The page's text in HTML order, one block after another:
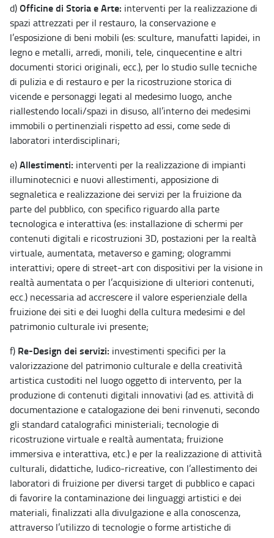
d)Officine di Storia e Arte: interventi per la realizzazione di
spazi attrezzati per il restauro, la conservazione e
l’esposizione di beni mobili (es: sculture, manufatti lapidei, in
legno e metalli, arredi, monili, tele, cinquecentine e altri
documenti storici originali, ecc.), per lo studio sulle tecniche
di pulizia e di restauro e per la ricostruzione storica di
vicende e personaggi legati al medesimo luogo, anche
riallestendo locali/spazi in disuso, all’interno dei medesimi
immobili o pertinenziali rispetto ad essi, come sede di
laboratori interdisciplinari;
e)Allestimenti: interventi per la realizzazione di impianti
illuminotecnici e nuovi allestimenti, apposizione di
segnaletica e realizzazione dei servizi per la fruizione da
parte del pubblico, con specifico riguardo alla parte
tecnologica e interattiva (es: installazione di schermi per
contenuti digitali e ricostruzioni 3D, postazioni per la realtà
virtuale, aumentata, metaverso e gaming; ologrammi
interattivi; opere di street-art con dispositivi per la visione in
realtà aumentata o per l’acquisizione di ulteriori contenuti,
ecc.) necessaria ad accrescere il valore esperienziale della
fruizione dei siti e dei luoghi della cultura medesimi e del
patrimonio culturale ivi presente;
f) Re-Design dei servizi: investimenti specifici per la
valorizzazione del patrimonio culturale e della creatività
artistica custoditi nel luogo oggetto di intervento, per la
produzione di contenuti digitali innovativi (ad es. attività di
documentazione e catalogazione dei beni rinvenuti, secondo
gli standard catalografici ministeriali; tecnologie di
ricostruzione virtuale e realtà aumentata; fruizione
immersiva e interattiva, etc.) e per la realizzazione di attività
culturali, didattiche, ludico-ricreative, con l’allestimento dei
laboratori di fruizione per diversi target di pubblico e capaci
di favorire la contaminazione dei linguaggi artistici e dei
materiali, finalizzati alla divulgazione e alla conoscenza,
attraverso l’utilizzo di tecnologie o forme artistiche di